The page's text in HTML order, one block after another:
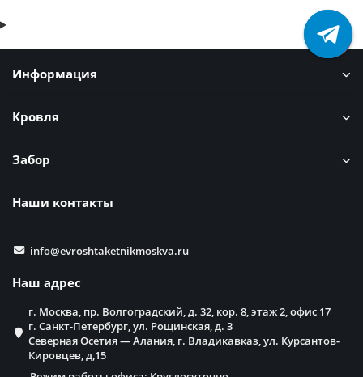
Информация
Кровля
Забор
Наши контакты
info@evroshtaketnikmoskva.ru
Наш адрес
г. Москва, пр. Волгоградский, д. 32, кор. 8, этаж 2, офис 17
г. Санкт-Петербург, ул. Рощинская, д. 3
Северная Осетия — Алания, г. Владикавказ, ул. Курсантов-
Кировцев, д,15